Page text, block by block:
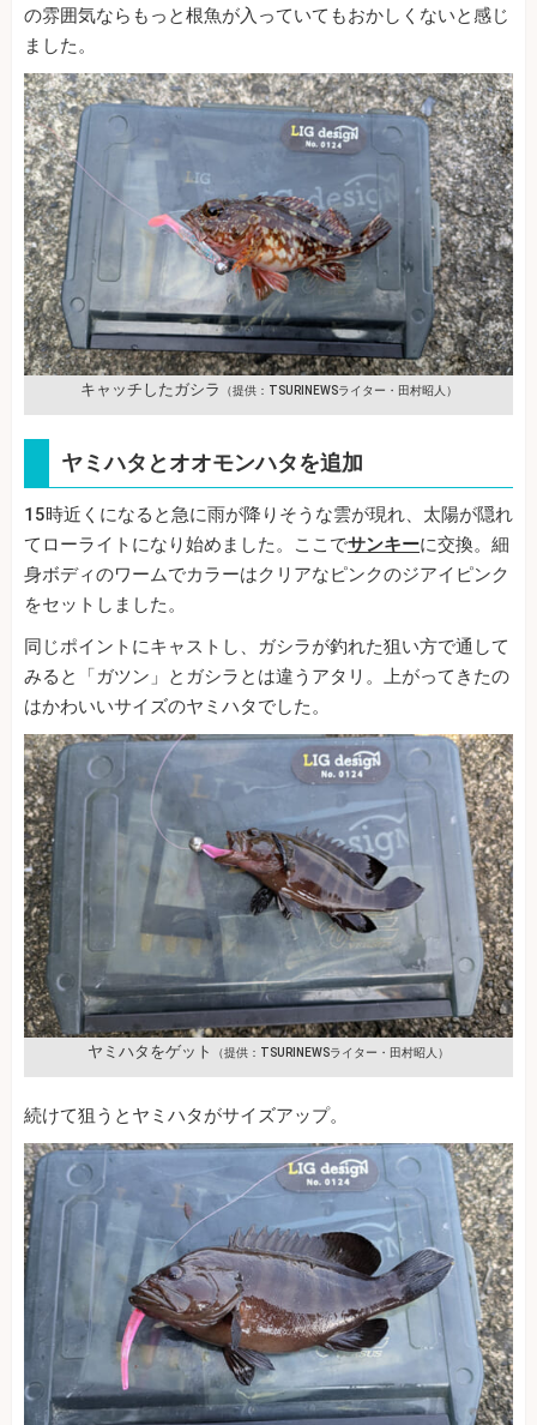
の雰囲気ならもっと根魚が入っていてもおかしくないと感じ
ました。
キャッチしたガシラ （提供：TSURINEWSライター・田村昭人）
ヤミハタとオオモンハタを追加
15時近くになると急に雨が降りそうな雲が現れ、太陽が隠れ
てローライトになり始めました。ここでサンキーに交換。細
身ボディのワームでカラーはクリアなピンクのジアイピンク
をセットしました。
同じポイントにキャストし、ガシラが釣れた狙い方で通して
みると「ガツン」とガシラとは違うアタリ。上がってきたの
はかわいいサイズのヤミハタでした。
ヤミハタをゲット （提供：TSURINEWSライター・田村昭人）
続けて狙うとヤミハタがサイズアップ。